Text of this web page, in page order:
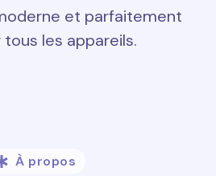
et parfaitement
tous les appareils.
À propos